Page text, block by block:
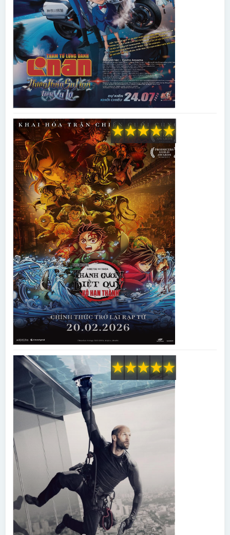
★
★
★
★
★
★
★
★
★
★